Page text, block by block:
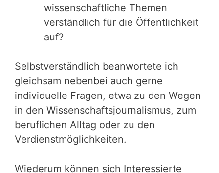
wissenschaftliche Themen
verständlich für die Öffentlichkeit
auf?
Selbstverständlich beanwortete ich
gleichsam nebenbei auch gerne
individuelle Fragen, etwa zu den Wegen
in den Wissenschaftsjournalismus, zum
beruflichen Alltag oder zu den
Verdienstmöglichkeiten.
Wiederum können sich Interessierte